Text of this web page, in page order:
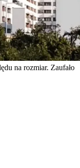
na rozmiar. Zaufało